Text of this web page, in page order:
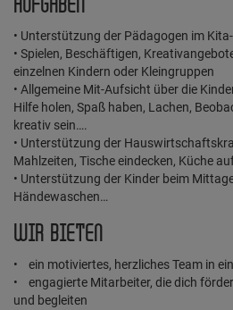
AUFGABEN
• Unterstützung der Pädagogen im
• Spielen, Beschäftigen,
einzelnen Kindern oder Kleingruppen
• Allgemeine Mit-Aufsicht über die
Hilfe holen, Spaß haben, Lachen,
kreativ sein….
• Unterstützung der
Mahlzeiten, Tische eindecken, Küche
• Unterstützung der Kinder beim
Händewaschen…
WIR BIETEN
• ein motiviertes, herzliches Team in
• engagierte Mitarbeiter, die dich
und begleiten